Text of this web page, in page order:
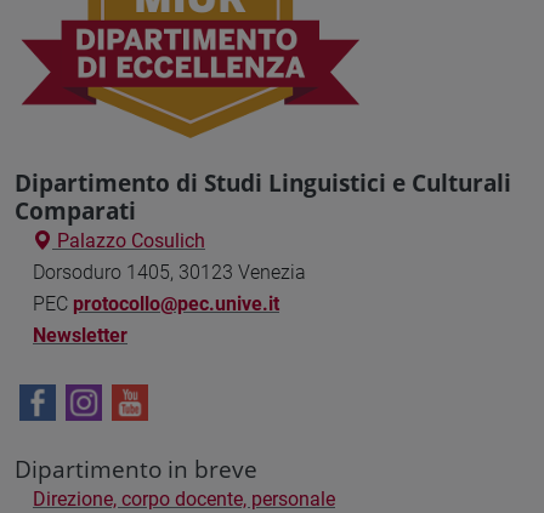
Dipartimento di Studi Linguistici e Culturali
Comparati
Palazzo Cosulich
Dorsoduro 1405, 30123 Venezia
PEC protocollo@pec.unive.it
Newsletter
Dipartimento in breve
Direzione, corpo docente, personale